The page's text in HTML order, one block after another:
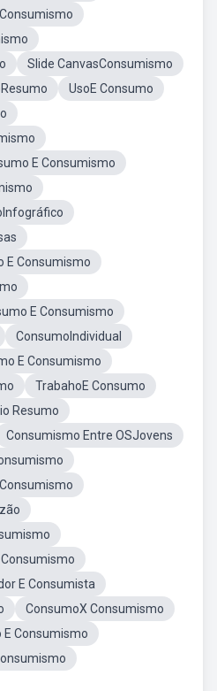
Slide CanvasConsumismo
UsoE Consumo
E Consumismo
E Consumismo
E Consumismo
ConsumoIndividual
E Consumismo
TrabahoE Consumo
Resumo
Consumismo Entre OSJovens
E Consumista
ConsumoX Consumismo
E Consumismo